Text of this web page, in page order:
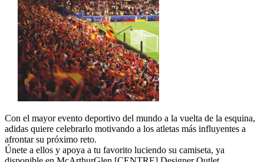
Con el mayor evento deportivo del mundo a la vuelta de la esquina,
adidas quiere celebrarlo motivando a los atletas más influyentes a
afrontar su próximo reto.
Únete a ellos y apoya a tu favorito luciendo su camiseta, ya